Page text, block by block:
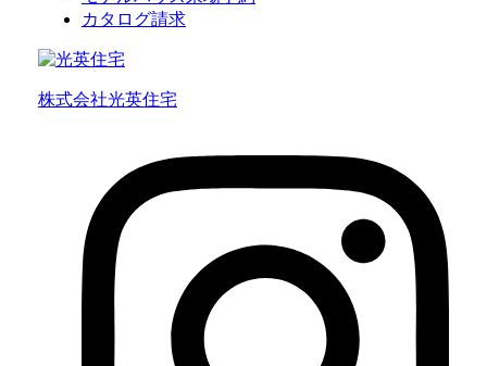
カタログ請求
株式会社光英住宅